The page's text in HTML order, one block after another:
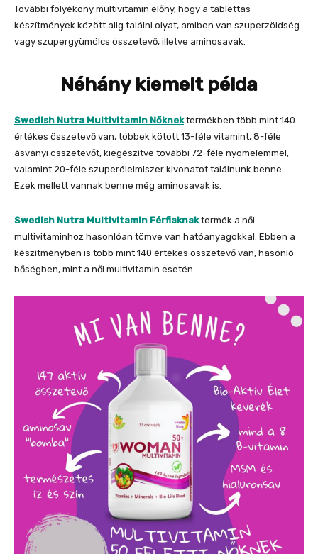
További folyékony multivitamin előny, hogy a tablettás
készítmények között alig találni olyat, amiben van szuperzöldség
vagy szupergyümölcs összetevő, illetve aminosavak.
Néhány kiemelt példa
Swedish Nutra Multivitamin Nőknektermékben több mint 140
értékes összetevő van, többek kötött 13-féle vitamint, 8-féle
ásványi összetevőt, kiegészítve további 72-féle nyomelemmel,
valamint 20-féle szuperélelmiszer kivonatot találnunk benne.
Ezek mellett vannak benne még aminosavak is.
Swedish Nutra Multivitamin Férfiaknaktermék a női
multivitaminhoz hasonlóan tömve van hatóanyagokkal. Ebben a
készítményben is több mint 140 értékes összetevő van, hasonló
bőségben, mint a női multivitamin esetén.